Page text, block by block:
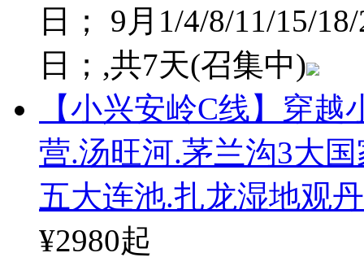
日； 9月1/4/8/11/15/
日； ,共7天(召集中)
【小兴安岭C线】穿
营.汤旺河.茅兰沟3大
五大连池.扎龙湿地观丹
¥2980起